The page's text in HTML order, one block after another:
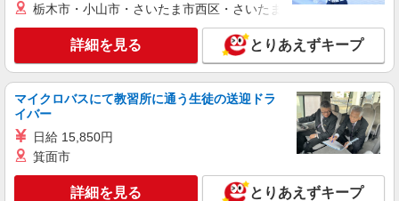
栃木市・小山市・さいたま市西区・さいたま市岩槻区・久喜市・
詳細を見る とりあえずキープ
マイクロバスにて教習所に通う生徒の送迎ドラ
イバー
日給 15,850円
箕面市
詳細を見る とりあえずキープ